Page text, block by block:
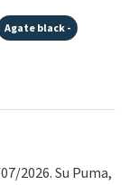
Agate black -
2026. Su Puma,